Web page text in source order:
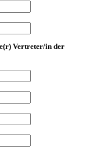
Vertreter/in der